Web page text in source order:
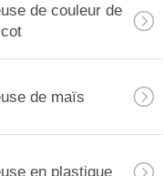
de couleur de
de maïs
en plastique